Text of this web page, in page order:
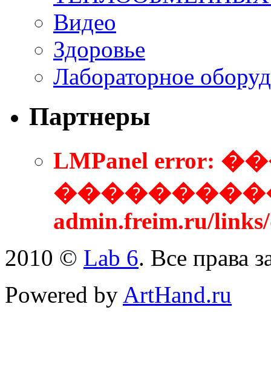
Видео
Здоровье
Лабораторное
Партнеры
LMPanel
admin.freim.ru/
2010 © Lab 6. Все права
Powered by ArtHand.ru